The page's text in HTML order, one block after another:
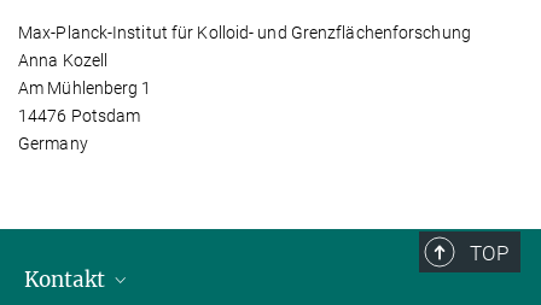
Max-Planck-Institut für Kolloid- und Grenzflächenforschung
Anna Kozell
Am Mühlenberg 1
14476 Potsdam
Germany
TOP
Kontakt